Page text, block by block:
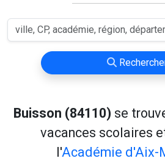
Buisson (84110) se
vacances scolaires
l'Académie d'Aix-